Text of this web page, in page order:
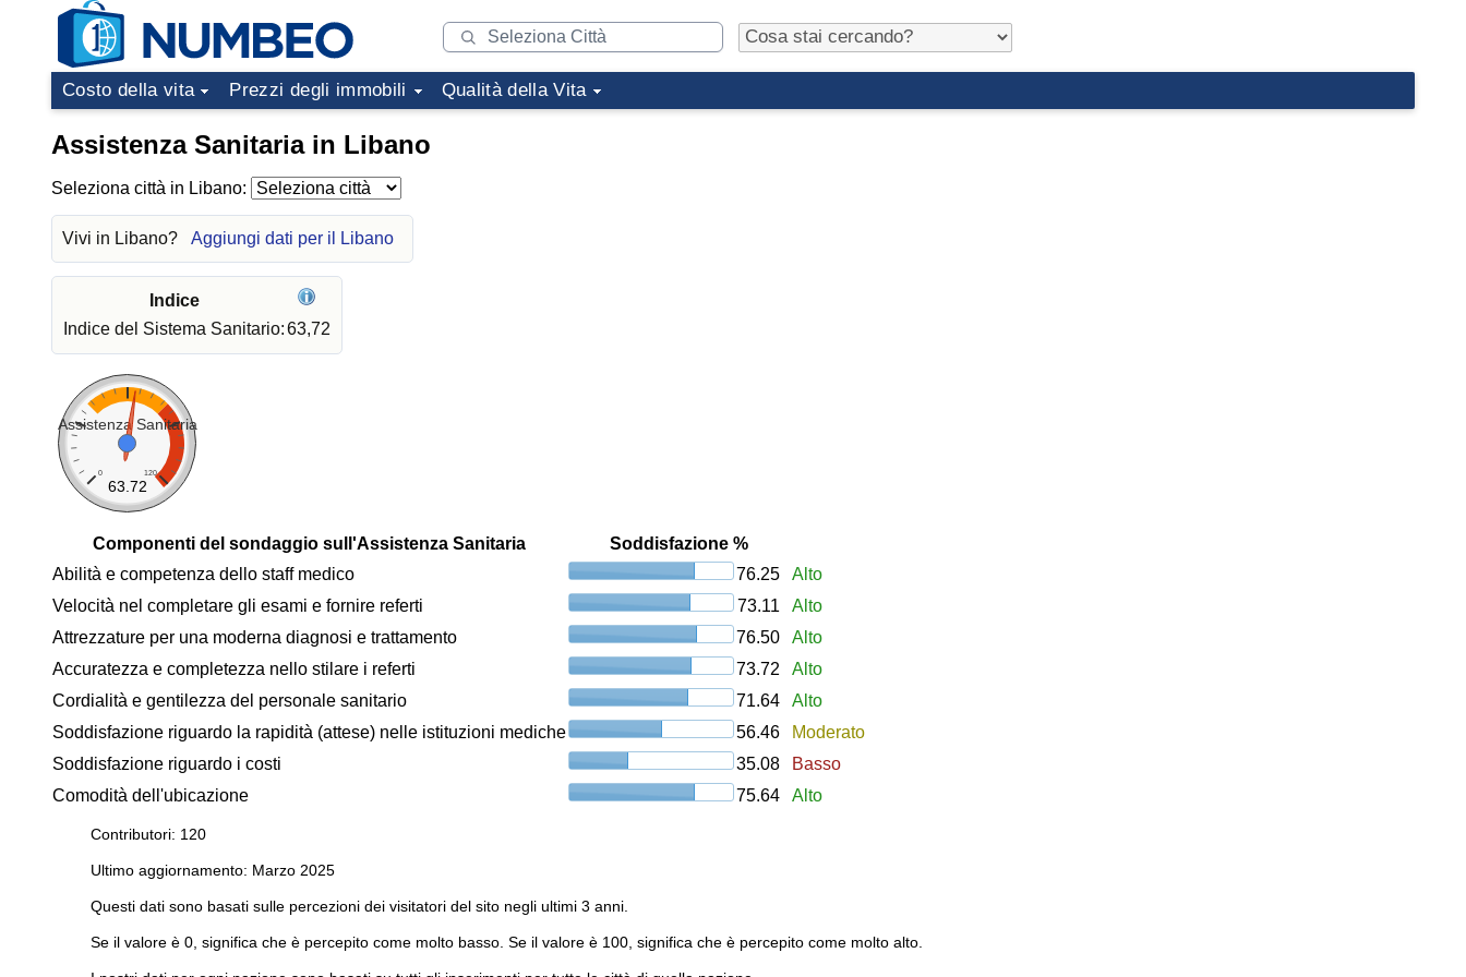
Costo della vita Prezzi degli immobili Qualità della Vita
Assistenza Sanitaria in Libano
Seleziona città in Libano:
Vivi in Libano? Aggiungi dati per il Libano
Indice
Indice del Sistema Sanitario:63,72
Assistenza Sanitaria
0 120
63.72
Componenti del sondaggio sull'Assistenza Sanitaria
Soddisfazione %
Abilità e competenza dello staff medico
76.25
Alto
Velocità nel completare gli esami e fornire referti
73.11
Alto
Attrezzature per una moderna diagnosi e trattamento
76.50
Alto
Accuratezza e completezza nello stilare i referti
73.72
Alto
Cordialità e gentilezza del personale sanitario
71.64
Alto
Soddisfazione riguardo la rapidità (attese) nelle istituzioni mediche
56.46
Moderato
Soddisfazione riguardo i costi
35.08
Basso
Comodità dell'ubicazione
75.64 Alto
Contributori: 120
Ultimo aggiornamento: Marzo 2025
Questi dati sono basati sulle percezioni dei visitatori del sito negli ultimi 3 anni.
Se il valore è 0, significa che è percepito come molto basso. Se il valore è 100, significa che è percepito come molto alto.